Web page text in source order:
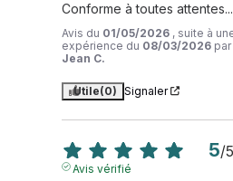
Conforme à toutes attentes...
Avis du 01/05/2026 , suite à
expérience du 08/03/2026 par
Jean C.
Utile(0) Signaler
5/5
Avis vérifié